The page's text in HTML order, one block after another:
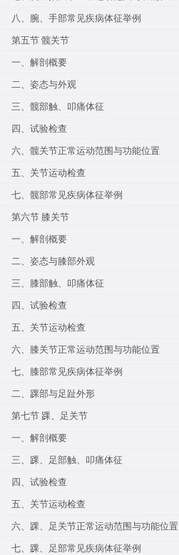
八、腕、手部常见疾病体征举例
第五节 髋关节
一、解剖概要
二、姿态与外观
三、髋部触、叩痛体征
四、试验检查
六、髋关节正常运动范围与功能位置
五、关节运动检查
七、髋部常见疾病体征举例
第六节 膝关节
一、解剖概要
二、姿态与膝部外观
三、膝部触、叩痛体征
四、试验检查
五、关节运动检查
六、膝关节正常运动范围与功能位置
七、膝部常见疾病体征举例
二、踝部与足趾外形
第七节 踝、足关节
一、解剖概要
三、踝、足部触、叩痛体征
四、试验检查
五、关节运动检查
六、踝、足关节正常运动范围与功能位置
七、踝、足部常见疾病体征举例